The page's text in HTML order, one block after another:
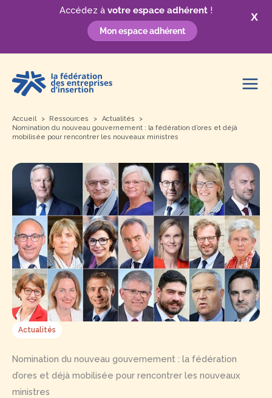
X
Accédez à votre espace adhérent !
Mon espace adhérent
contenu
Accueil Ressources
Actualités
Nomination du nouveau gouvernement : la fédération d’ores et déjà
mobilisée pour rencontrer les nouveaux ministres
Actualités
Nomination du nouveau gouvernement : la fédération
d’ores et déjà mobilisée pour rencontrer les nouveaux
ministres